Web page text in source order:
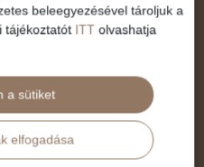
beleegyezésével tároljuk a
tájékoztatót ITT olvashatja
a sütiket
elfogadása